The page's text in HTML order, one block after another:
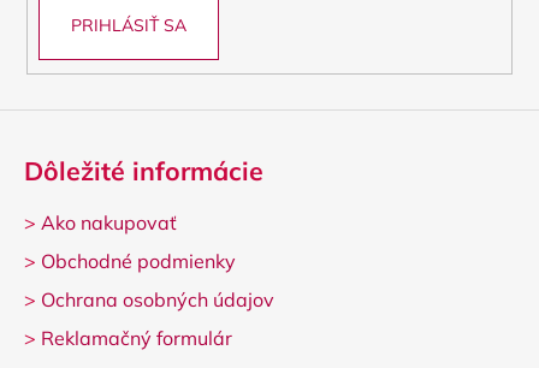
PRIHLÁSIŤ SA
Dôležité informácie
> Ako nakupovať
> Obchodné podmienky
> Ochrana osobných údajov
> Reklamačný formulár